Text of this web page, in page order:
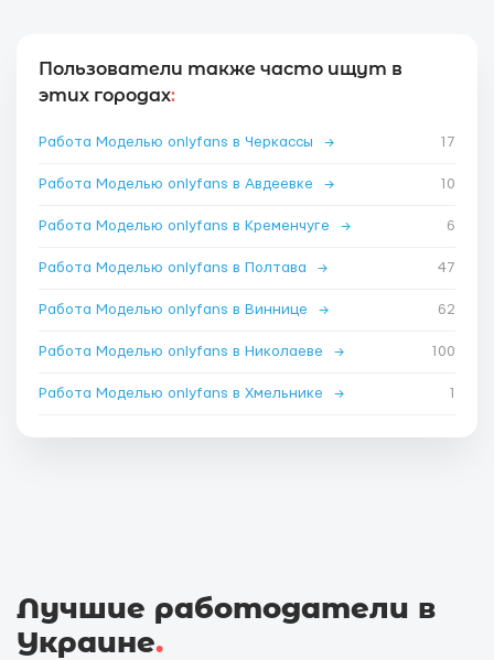
Пользователи также часто ищут в
этих городах:
Работа Моделью onlyfans в Черкассы → 17
Работа Моделью onlyfans в Авдеевке → 10
Работа Моделью onlyfans в Кременчуге → 6
Работа Моделью onlyfans в Полтава → 47
Работа Моделью onlyfans в Виннице → 62
Работа Моделью onlyfans в Николаеве → 100
Работа Моделью onlyfans в Хмельнике → 1
Лучшие работодатели в
Украине.